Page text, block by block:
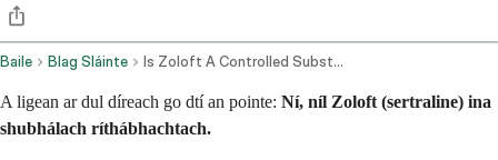
Baile Blag Sláinte Is Zoloft A Controlled Substance
A ligean ar dul díreach go dtí an pointe: Ní, níl Zoloft (sertraline) ina
shubhálach ríthábhachtach.